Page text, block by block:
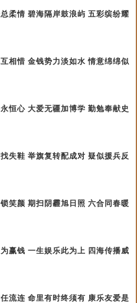
柔情 碧海隔岸鼓浪屿 五彩缤纷耀
相惜 金钱势力淡如水 情意绵绵似
恒心 大爱无疆加博学 勤勉奉献史
失鞋 举旗复转配成对 疑似援兵反
笑颜 期扫阴霾旭日照 六合同春暖
赢钱 一生娱乐此为上 四海传播威
流连 命里有时终须有 康乐友爱是